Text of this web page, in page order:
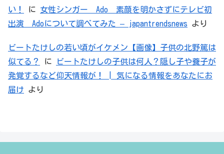
い！
に 女性シンガー Ado 素顔を明かさずにテレビ初
出演 Adoについて調べてみた – japantrendsnews より
ビートたけしの若い頃がイケメン【画像】子供の北野篤は
似てる？
に
ビートたけしの子供は何人？隠し子や養子が
発覚するなど仰天情報が！ | 気になる情報をあなたにお
届け より